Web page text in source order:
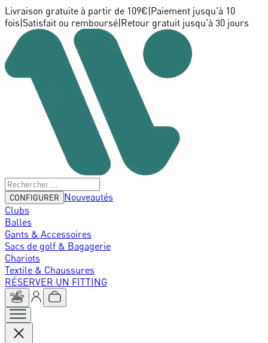
Livraison gratuite à partir de 109€ Paiement jusqu'à 10
fois Satisfait ou remboursé Retour gratuit jusqu'à 30 jours
CONFIGURER
Nouveautés
Clubs
Balles
Gants & Accessoires
Sacs de golf & Bagagerie
Chariots
Textile & Chaussures
RÉSERVER UN FITTING